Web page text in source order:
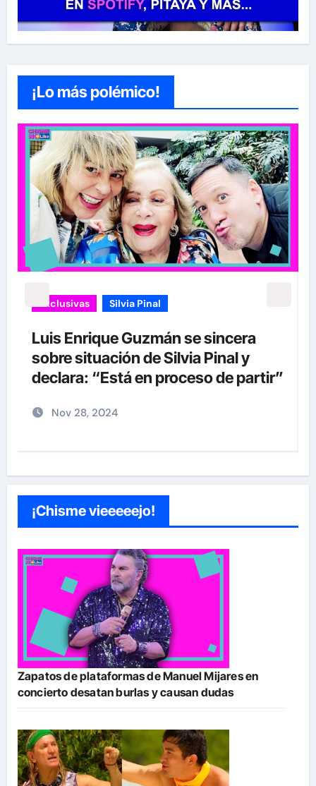
¡Lo más polémico!
Exclusivas Silvia Pinal
Luis Enrique Guzmán se sincera
sobre situación de Silvia Pinal y
declara: “Está en proceso de partir”
Nov 28, 2024
¡Chisme vieeeeejo!
Zapatos de plataformas de Manuel Mijares en
concierto desatan burlas y causan dudas